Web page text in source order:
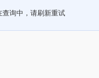
查询中，请刷新重试